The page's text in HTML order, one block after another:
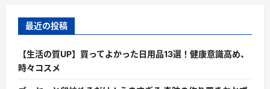
最近の投稿
【生活の質UP】買ってよかった日用品13選！健康意識高め、
時々コスメ